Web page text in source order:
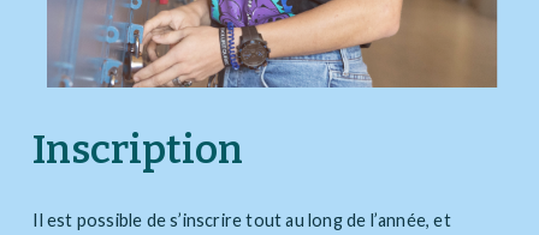
Inscription
Il est possible de s’inscrire tout au long de l’année, et